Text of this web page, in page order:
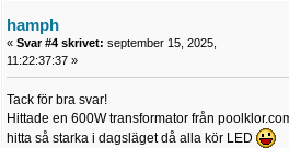
hamph
« Svar #4 skrivet: september 15, 2025,
11:22:37:37 »
Tack för bra svar!
Hittade en 600W transformator från
hitta så starka i dagsläget då alla kör LED